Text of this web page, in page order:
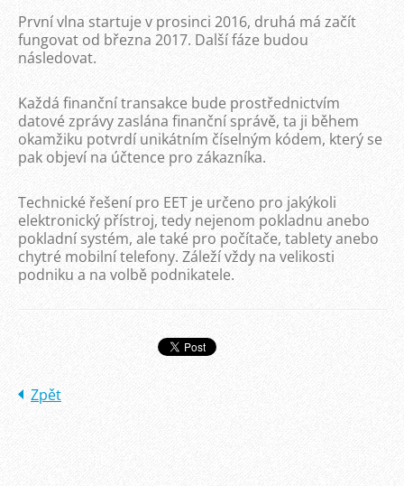
První vlna startuje v prosinci 2016, druhá má začít
fungovat od března 2017. Další fáze budou
následovat.
Každá finanční transakce bude prostřednictvím
datové zprávy zaslána finanční správě, ta ji během
okamžiku potvrdí unikátním číselným kódem, který se
pak objeví na účtence pro zákazníka.
Technické řešení pro EET je určeno pro jakýkoli
elektronický přístroj, tedy nejenom pokladnu anebo
pokladní systém, ale také pro počítače, tablety anebo
chytré mobilní telefony. Záleží vždy na velikosti
podniku a na volbě podnikatele.
Zpět